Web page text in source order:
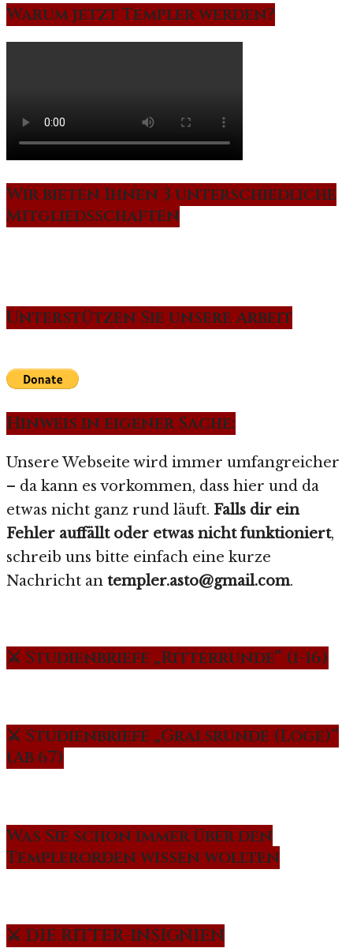
Warum jetzt Templer werden?
Wir bieten Ihnen 3 unterschiedliche
Mitgliedsschaften
Unterstützen Sie unsere Arbeit
Hinweis in eigener Sache:
Unsere Webseite wird immer umfangreicher
– da kann es vorkommen, dass hier und da
etwas nicht ganz rund läuft. Falls dir ein
Fehler auffällt oder etwas nicht funktioniert,
schreib uns bitte einfach eine kurze
Nachricht an templer.asto@gmail.com.
⚔️ Studienbriefe „Ritterrunde“ (1-16)
⚔️ Studienbriefe „Gralsrunde (Loge)“
(Ab 67)
Was Sie schon immer über den
Templerorden wissen wollten
⚔️ DIE RITTER-INSIGNIEN